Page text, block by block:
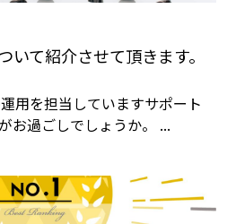
て紹介させて頂きます。
用を担当していますサポート
お過ごしでしょうか。 ...